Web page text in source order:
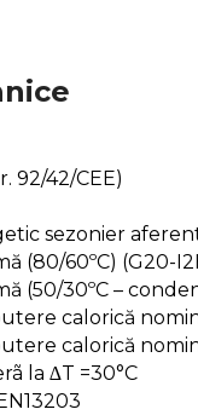
92/42/CEE)
sezonier
(80/60ºC) (G20-
(50/30ºC –
calorică
calorică
la ∆T =30°C